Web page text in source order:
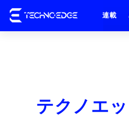
連載
テクノエ